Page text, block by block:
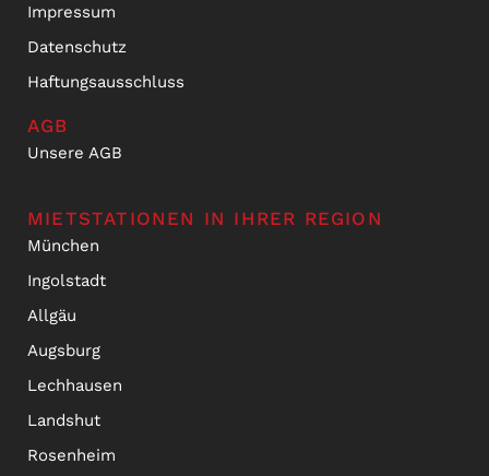
Impressum
Datenschutz
Haftungsausschluss
AGB
Unsere AGB
MIETSTATIONEN IN IHRER REGION
München
Ingolstadt
Allgäu
Augsburg
Lechhausen
Landshut
Rosenheim